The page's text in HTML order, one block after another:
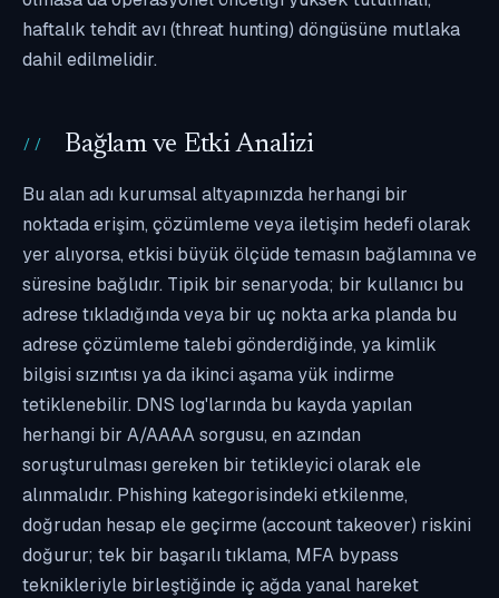
haftalık tehdit avı (threat hunting) döngüsüne mutlaka
dahil edilmelidir.
Bağlam ve Etki Analizi
Bu alan adı kurumsal altyapınızda herhangi bir
noktada erişim, çözümleme veya iletişim hedefi olarak
yer alıyorsa, etkisi büyük ölçüde temasın bağlamına ve
süresine bağlıdır. Tipik bir senaryoda; bir kullanıcı bu
adrese tıkladığında veya bir uç nokta arka planda bu
adrese çözümleme talebi gönderdiğinde, ya kimlik
bilgisi sızıntısı ya da ikinci aşama yük indirme
tetiklenebilir. DNS log'larında bu kayda yapılan
herhangi bir A/AAAA sorgusu, en azından
soruşturulması gereken bir tetikleyici olarak ele
alınmalıdır. Phishing kategorisindeki etkilenme,
doğrudan hesap ele geçirme (account takeover) riskini
doğurur; tek bir başarılı tıklama, MFA bypass
teknikleriyle birleştiğinde iç ağda yanal hareket